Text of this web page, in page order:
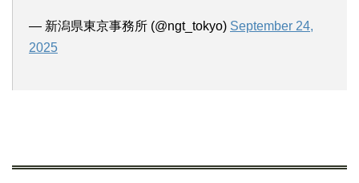
— 新潟県東京事務所 (@ngt_tokyo) September 24,
2025